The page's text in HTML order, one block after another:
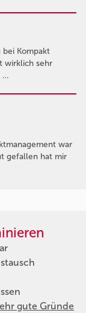
bei Kompakt
wirklich sehr
…
war
gefallen hat mir
gute Gründe